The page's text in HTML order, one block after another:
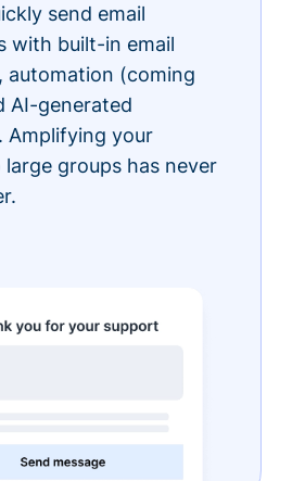
send email
with built-in email
automation (coming
AI-generated
Amplifying your
large groups has never